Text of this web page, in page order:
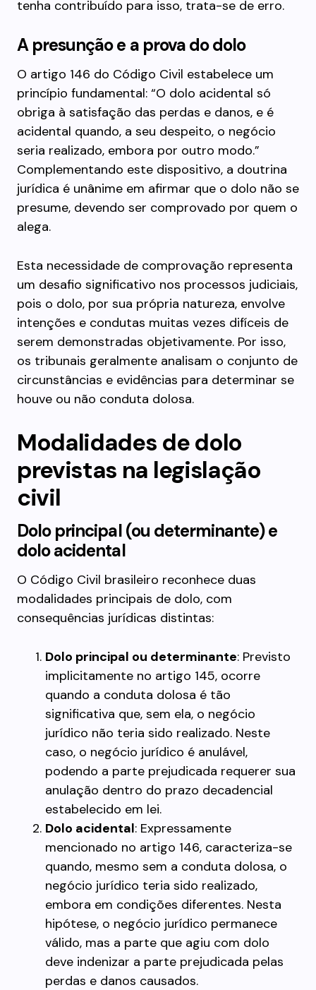
tenha contribuído para isso, trata-se de erro.
A presunção e a prova do dolo
O artigo 146 do Código Civil estabelece um
princípio fundamental: “O dolo acidental só
obriga à satisfação das perdas e danos, e é
acidental quando, a seu despeito, o negócio
seria realizado, embora por outro modo.”
Complementando este dispositivo, a doutrina
jurídica é unânime em afirmar que o dolo não se
presume, devendo ser comprovado por quem o
alega.
Esta necessidade de comprovação representa
um desafio significativo nos processos judiciais,
pois o dolo, por sua própria natureza, envolve
intenções e condutas muitas vezes difíceis de
serem demonstradas objetivamente. Por isso,
os tribunais geralmente analisam o conjunto de
circunstâncias e evidências para determinar se
houve ou não conduta dolosa.
Modalidades de dolo
previstas na legislação
civil
Dolo principal (ou determinante) e
dolo acidental
O Código Civil brasileiro reconhece duas
modalidades principais de dolo, com
consequências jurídicas distintas:
Dolo principal ou determinante: Previsto
implicitamente no artigo 145, ocorre
quando a conduta dolosa é tão
significativa que, sem ela, o negócio
jurídico não teria sido realizado. Neste
caso, o negócio jurídico é anulável,
podendo a parte prejudicada requerer sua
anulação dentro do prazo decadencial
estabelecido em lei.
Dolo acidental: Expressamente
mencionado no artigo 146, caracteriza-se
quando, mesmo sem a conduta dolosa, o
negócio jurídico teria sido realizado,
embora em condições diferentes. Nesta
hipótese, o negócio jurídico permanece
válido, mas a parte que agiu com dolo
deve indenizar a parte prejudicada pelas
perdas e danos causados.